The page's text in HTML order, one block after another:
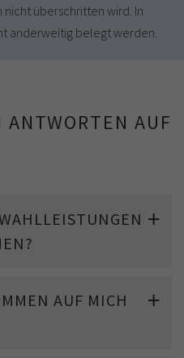
überschritten wird. In
anderweitig belegt werden.
AUF
AUF MICH